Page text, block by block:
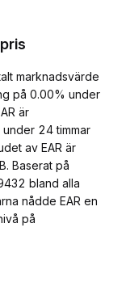
marknadsvärde
på 0.00% under
är
24 timmar
av EAR är
Baserat på
bland alla
nådde EAR en
på